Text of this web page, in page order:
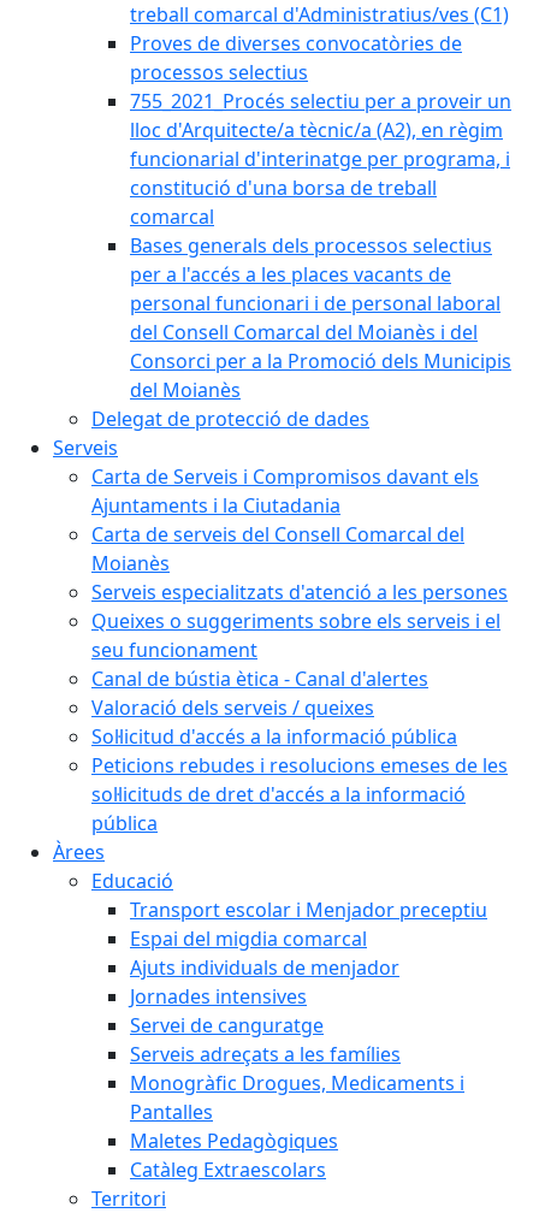
treball comarcal d'Administratius/ves (C1)
Proves de diverses convocatòries de
processos selectius
755_2021_Procés selectiu per a proveir un
lloc d'Arquitecte/a tècnic/a (A2), en règim
funcionarial d'interinatge per programa, i
constitució d'una borsa de treball
comarcal
Bases generals dels processos selectius
per a l'accés a les places vacants de
personal funcionari i de personal laboral
del Consell Comarcal del Moianès i del
Consorci per a la Promoció dels Municipis
del Moianès
Delegat de protecció de dades
Serveis
Carta de Serveis i Compromisos davant els
Ajuntaments i la Ciutadania
Carta de serveis del Consell Comarcal del
Moianès
Serveis especialitzats d'atenció a les persones
Queixes o suggeriments sobre els serveis i el
seu funcionament
Canal de bústia ètica - Canal d'alertes
Valoració dels serveis / queixes
Sol·licitud d'accés a la informació pública
Peticions rebudes i resolucions emeses de les
sol·licituds de dret d'accés a la informació
pública
Àrees
Educació
Transport escolar i Menjador preceptiu
Espai del migdia comarcal
Ajuts individuals de menjador
Jornades intensives
Servei de canguratge
Serveis adreçats a les famílies
Monogràfic Drogues, Medicaments i
Pantalles
Maletes Pedagògiques
Catàleg Extraescolars
Territori